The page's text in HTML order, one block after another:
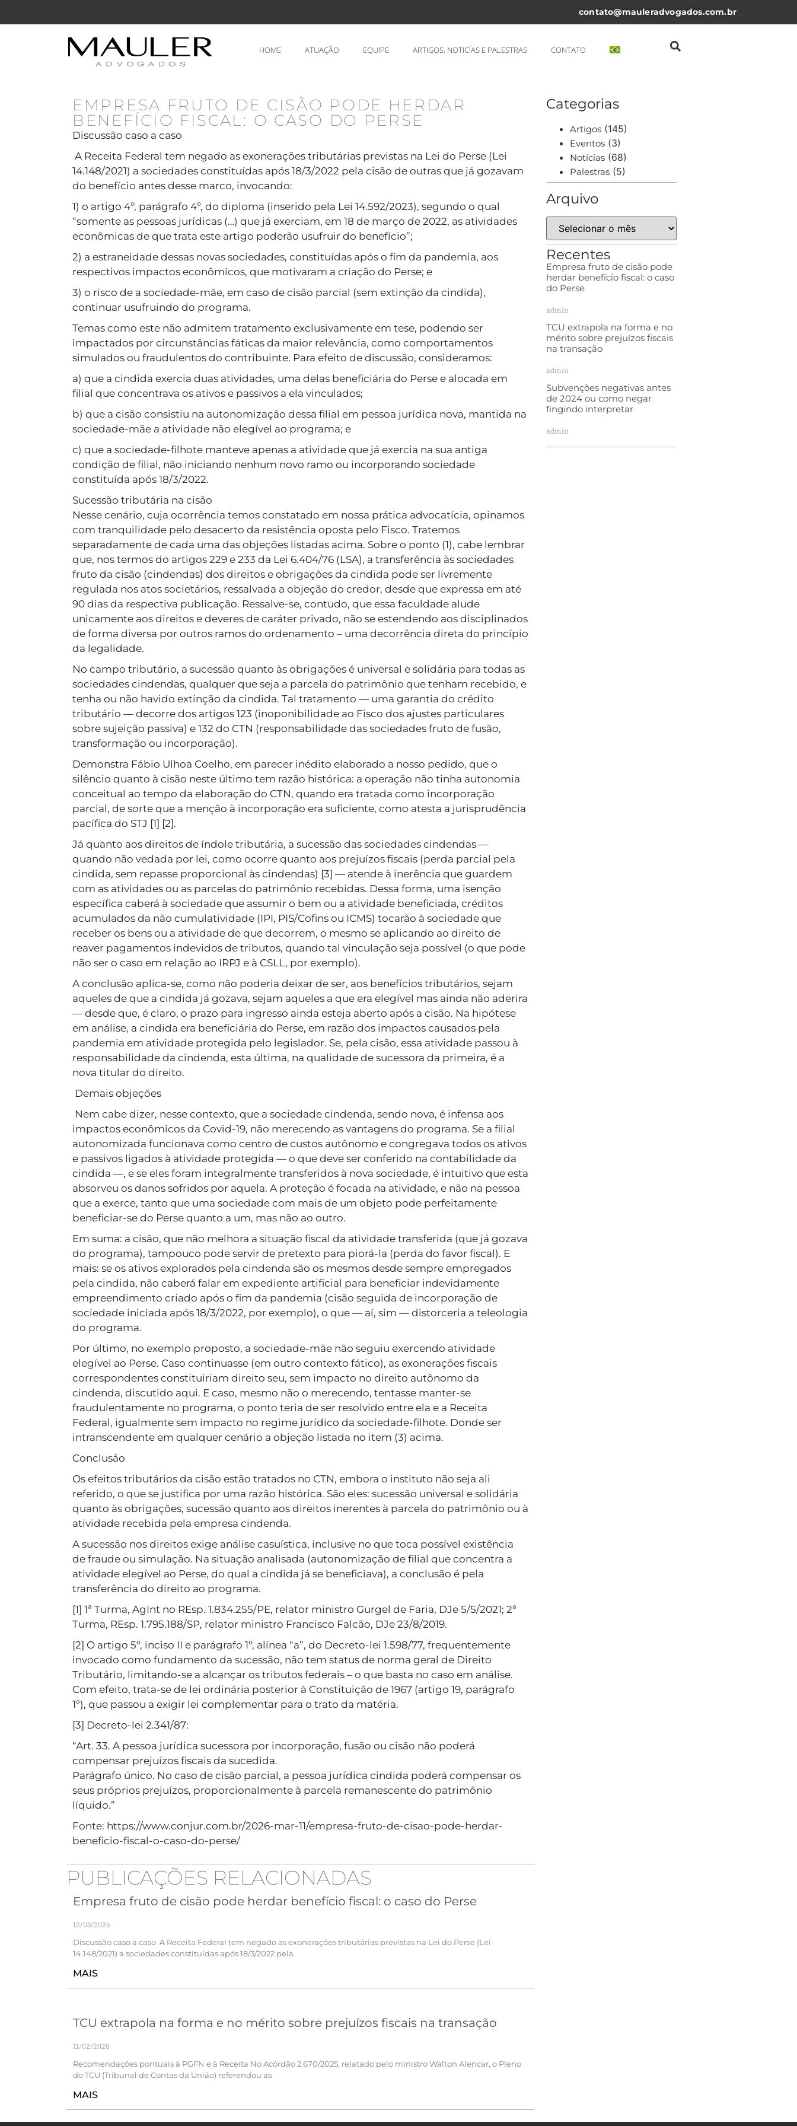
contato@mauleradvogados.com.br
HOME ATUAÇÃO EQUIPE ARTIGOS, NOTICÍAS E PALESTRAS CONTATO
EMPRESA FRUTO DE CISÃO PODE HERDAR
BENEFÍCIO FISCAL: O CASO DO PERSE
Discussão caso a caso
A Receita Federal tem negado as exonerações tributárias previstas na Lei do Perse (Lei
14.148/2021) a sociedades constituídas após 18/3/2022 pela cisão de outras que já gozavam
do benefício antes desse marco, invocando:
1) o artigo 4º, parágrafo 4º, do diploma (inserido pela Lei 14.592/2023), segundo o qual
“somente as pessoas jurídicas (…) que já exerciam, em 18 de março de 2022, as atividades
econômicas de que trata este artigo poderão usufruir do benefício”;
2) a estraneidade dessas novas sociedades, constituídas após o fim da pandemia, aos
respectivos impactos econômicos, que motivaram a criação do Perse; e
3) o risco de a sociedade-mãe, em caso de cisão parcial (sem extinção da cindida),
continuar usufruindo do programa.
Temas como este não admitem tratamento exclusivamente em tese, podendo ser
impactados por circunstâncias fáticas da maior relevância, como comportamentos
simulados ou fraudulentos do contribuinte. Para efeito de discussão, consideramos:
a) que a cindida exercia duas atividades, uma delas beneficiária do Perse e alocada em
filial que concentrava os ativos e passivos a ela vinculados;
b) que a cisão consistiu na autonomização dessa filial em pessoa jurídica nova, mantida na
sociedade-mãe a atividade não elegível ao programa; e
c) que a sociedade-filhote manteve apenas a atividade que já exercia na sua antiga
condição de filial, não iniciando nenhum novo ramo ou incorporando sociedade
constituída após 18/3/2022.
Sucessão tributária na cisão
Nesse cenário, cuja ocorrência temos constatado em nossa prática advocatícia, opinamos
com tranquilidade pelo desacerto da resistência oposta pelo Fisco. Tratemos
separadamente de cada uma das objeções listadas acima. Sobre o ponto (1), cabe lembrar
que, nos termos do artigos 229 e 233 da Lei 6.404/76 (LSA), a transferência às sociedades
fruto da cisão (cindendas) dos direitos e obrigações da cindida pode ser livremente
regulada nos atos societários, ressalvada a objeção do credor, desde que expressa em até
90 dias da respectiva publicação. Ressalve-se, contudo, que essa faculdade alude
unicamente aos direitos e deveres de caráter privado, não se estendendo aos disciplinados
de forma diversa por outros ramos do ordenamento – uma decorrência direta do princípio
da legalidade.
No campo tributário, a sucessão quanto às obrigações é universal e solidária para todas as
sociedades cindendas, qualquer que seja a parcela do patrimônio que tenham recebido, e
tenha ou não havido extinção da cindida. Tal tratamento — uma garantia do crédito
tributário — decorre dos artigos 123 (inoponibilidade ao Fisco dos ajustes particulares
sobre sujeição passiva) e 132 do CTN (responsabilidade das sociedades fruto de fusão,
transformação ou incorporação).
Demonstra Fábio Ulhoa Coelho, em parecer inédito elaborado a nosso pedido, que o
silêncio quanto à cisão neste último tem razão histórica: a operação não tinha autonomia
conceitual ao tempo da elaboração do CTN, quando era tratada como incorporação
parcial, de sorte que a menção à incorporação era suficiente, como atesta a jurisprudência
pacífica do STJ [1] [2].
Já quanto aos direitos de índole tributária, a sucessão das sociedades cindendas —
quando não vedada por lei, como ocorre quanto aos prejuízos fiscais (perda parcial pela
cindida, sem repasse proporcional às cindendas) [3] — atende à inerência que guardem
com as atividades ou as parcelas do patrimônio recebidas. Dessa forma, uma isenção
específica caberá à sociedade que assumir o bem ou a atividade beneficiada, créditos
acumulados da não cumulatividade (IPI, PIS/Cofins ou ICMS) tocarão à sociedade que
receber os bens ou a atividade de que decorrem, o mesmo se aplicando ao direito de
reaver pagamentos indevidos de tributos, quando tal vinculação seja possível (o que pode
não ser o caso em relação ao IRPJ e à CSLL, por exemplo).
A conclusão aplica-se, como não poderia deixar de ser, aos benefícios tributários, sejam
aqueles de que a cindida já gozava, sejam aqueles a que era elegível mas ainda não aderira
— desde que, é claro, o prazo para ingresso ainda esteja aberto após a cisão. Na hipótese
em análise, a cindida era beneficiária do Perse, em razão dos impactos causados pela
pandemia em atividade protegida pelo legislador. Se, pela cisão, essa atividade passou à
responsabilidade da cindenda, esta última, na qualidade de sucessora da primeira, é a
nova titular do direito.
Demais objeções
Nem cabe dizer, nesse contexto, que a sociedade cindenda, sendo nova, é infensa aos
impactos econômicos da Covid-19, não merecendo as vantagens do programa. Se a filial
autonomizada funcionava como centro de custos autônomo e congregava todos os ativos
e passivos ligados à atividade protegida — o que deve ser conferido na contabilidade da
cindida —, e se eles foram integralmente transferidos à nova sociedade, é intuitivo que esta
absorveu os danos sofridos por aquela. A proteção é focada na atividade, e não na pessoa
que a exerce, tanto que uma sociedade com mais de um objeto pode perfeitamente
beneficiar-se do Perse quanto a um, mas não ao outro.
Em suma: a cisão, que não melhora a situação fiscal da atividade transferida (que já gozava
do programa), tampouco pode servir de pretexto para piorá-la (perda do favor fiscal). E
mais: se os ativos explorados pela cindenda são os mesmos desde sempre empregados
pela cindida, não caberá falar em expediente artificial para beneficiar indevidamente
empreendimento criado após o fim da pandemia (cisão seguida de incorporação de
sociedade iniciada após 18/3/2022, por exemplo), o que — aí, sim — distorceria a teleologia
do programa.
Por último, no exemplo proposto, a sociedade-mãe não seguiu exercendo atividade
elegível ao Perse. Caso continuasse (em outro contexto fático), as exonerações fiscais
correspondentes constituiriam direito seu, sem impacto no direito autônomo da
cindenda, discutido aqui. E caso, mesmo não o merecendo, tentasse manter-se
fraudulentamente no programa, o ponto teria de ser resolvido entre ela e a Receita
Federal, igualmente sem impacto no regime jurídico da sociedade-filhote. Donde ser
intranscendente em qualquer cenário a objeção listada no item (3) acima.
Conclusão
Os efeitos tributários da cisão estão tratados no CTN, embora o instituto não seja ali
referido, o que se justifica por uma razão histórica. São eles: sucessão universal e solidária
quanto às obrigações, sucessão quanto aos direitos inerentes à parcela do patrimônio ou à
atividade recebida pela empresa cindenda.
A sucessão nos direitos exige análise casuística, inclusive no que toca possível existência
de fraude ou simulação. Na situação analisada (autonomização de filial que concentra a
atividade elegível ao Perse, do qual a cindida já se beneficiava), a conclusão é pela
transferência do direito ao programa.
[1] 1ª Turma, AgInt no REsp. 1.834.255/PE, relator ministro Gurgel de Faria, DJe 5/5/2021; 2ª
Turma, REsp. 1.795.188/SP, relator ministro Francisco Falcão, DJe 23/8/2019.
[2] O artigo 5º, inciso II e parágrafo 1º, alínea “a”, do Decreto-lei 1.598/77, frequentemente
invocado como fundamento da sucessão, não tem status de norma geral de Direito
Tributário, limitando-se a alcançar os tributos federais – o que basta no caso em análise.
Com efeito, trata-se de lei ordinária posterior à Constituição de 1967 (artigo 19, parágrafo
1º), que passou a exigir lei complementar para o trato da matéria.
[3] Decreto-lei 2.341/87:
“Art. 33. A pessoa jurídica sucessora por incorporação, fusão ou cisão não poderá
compensar prejuízos fiscais da sucedida.
Parágrafo único. No caso de cisão parcial, a pessoa jurídica cindida poderá compensar os
seus próprios prejuízos, proporcionalmente à parcela remanescente do patrimônio
líquido.”
Fonte: https://www.conjur.com.br/2026-mar-11/empresa-fruto-de-cisao-pode-herdar-
beneficio-fiscal-o-caso-do-perse/
PUBLICAÇÕES RELACIONADAS
Empresa fruto de cisão pode herdar benefício fiscal: o caso do Perse
12/03/2026
Discussão caso a caso A Receita Federal tem negado as exonerações tributárias previstas na Lei do Perse (Lei
14.148/2021) a sociedades constituídas após 18/3/2022 pela
MAIS
TCU extrapola na forma e no mérito sobre prejuízos fiscais na transação
11/02/2026
Recomendações pontuais à PGFN e à Receita No Acórdão 2.670/2025, relatado pelo ministro Walton Alencar, o Pleno
do TCU (Tribunal de Contas da União) referendou as
MAIS
Categorias
Artigos (145)
Eventos (3)
Notícias (68)
Palestras (5)
Arquivo
Recentes
Empresa fruto de cisão pode
herdar benefício fiscal: o caso
do Perse
admin
TCU extrapola na forma e no
mérito sobre prejuízos fiscais
na transação
admin
Subvenções negativas antes
de 2024 ou como negar
fingindo interpretar
admin